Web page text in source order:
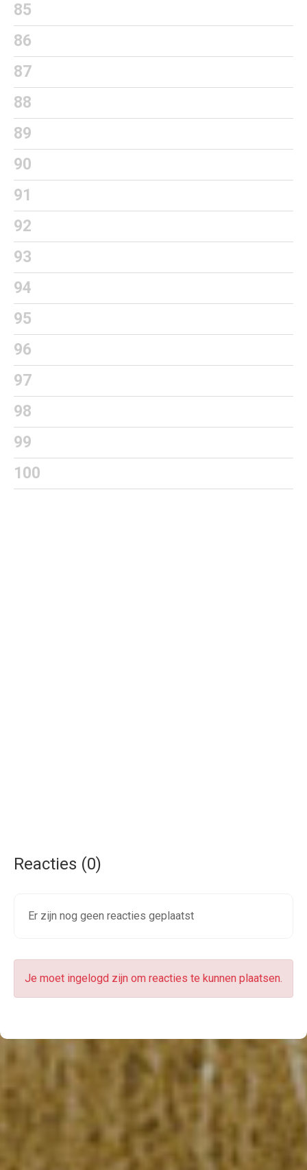
85
86
87
88
89
90
91
92
93
94
95
96
97
98
99
100
Reacties (0)
Er zijn nog geen reacties geplaatst
Je moet ingelogd zijn om reacties te kunnen plaatsen.